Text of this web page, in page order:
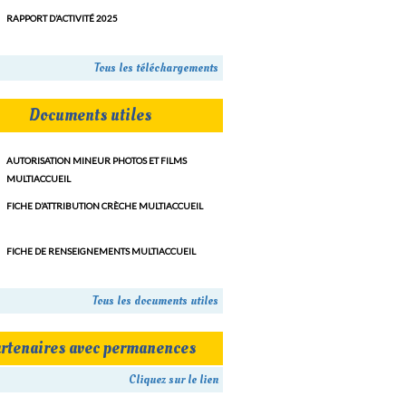
RAPPORT D’ACTIVITÉ 2025
Tous les téléchargements
Documents utiles
AUTORISATION MINEUR PHOTOS ET FILMS
MULTIACCUEIL
FICHE D’ATTRIBUTION CRÈCHE MULTIACCUEIL
FICHE DE RENSEIGNEMENTS MULTIACCUEIL
Tous les documents utiles
avec permanences
Cliquez sur le lien